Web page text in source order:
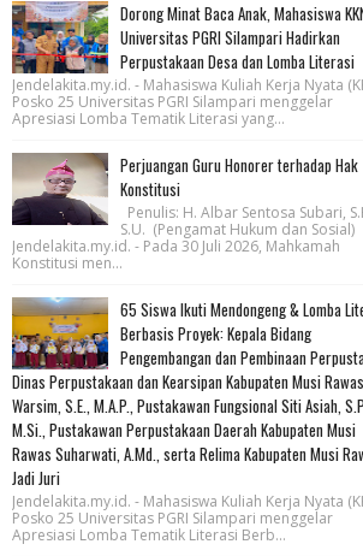
Dorong Minat Baca Anak, Mahasiswa
Universitas PGRI Silampari Hadirkan
Perpustakaan Desa dan Lomba Literasi
Jendelakita.my.id. - Mahasiswa Kuliah Kerja Nyata
Posko 25 Universitas PGRI Silampari menggelar
Apresiasi Lomba Tematik Literasi yang...
Perjuangan Guru Honorer terhadap Hak
Konstitusi
Penulis: H. Albar Sentosa Subari,
S.U. (Pengamat Hukum dan Sosial)
Jendelakita.my.id. - Pada 30 Juli 2026, Mahkamah
Konstitusi men...
65 Siswa Ikuti Mendongeng & Lomba
Berbasis Proyek: Kepala Bidang
Pengembangan dan Pembinaan
Dinas Perpustakaan dan Kearsipan Kabupaten Musi
Warsim, S.E., M.A.P., Pustakawan Fungsional Siti Asiah,
M.Si., Pustakawan Perpustakaan Daerah Kabupaten Musi
Rawas Suharwati, A.Md., serta Relima Kabupaten Musi
Jadi Juri
Jendelakita.my.id. - Mahasiswa Kuliah Kerja Nyata
Posko 25 Universitas PGRI Silampari menggelar
Apresiasi Lomba Tematik Literasi Berb...